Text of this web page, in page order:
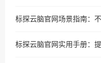
标探云脑官网场景指南：
标探云脑官网实用手册：